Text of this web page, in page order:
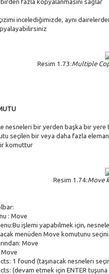
fazla kopyalanmasını sağlar
incelediğimizde, aynı
Resim 1.73:Multiple
nesneleri bir yerden başka bir yere
seçilen bir veya daha fazla
komuttur
Resim 1.74:Move
: Move
işlemi yapabilmek için,
menüden Move komutunu
Move
1 found (taşınacak nesneleri
(devam etmek için ENTER tuşuna